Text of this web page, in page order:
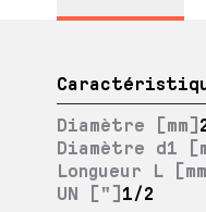
Diamètre [mm]
Diamètre d1
Longueur L
UN ["]1/2